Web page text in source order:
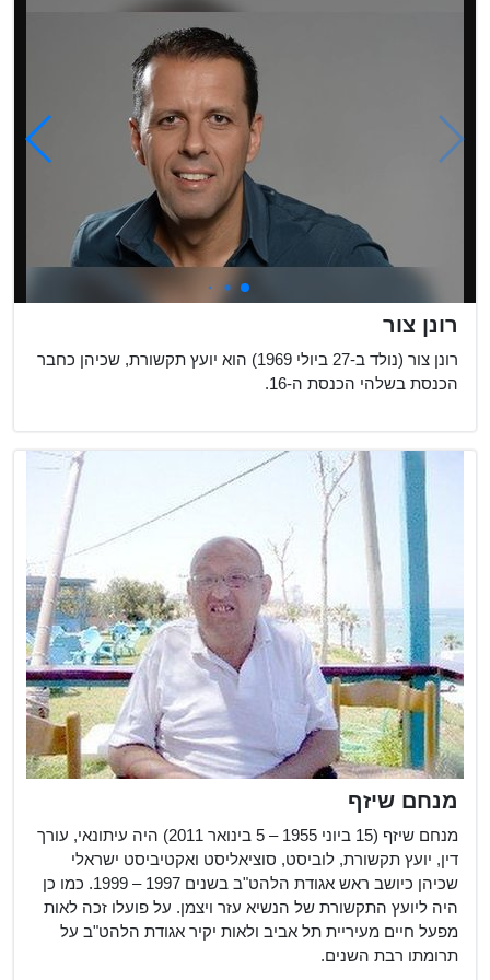
רונן צור
רונן צור (נולד ב-27 ביולי 1969) הוא יועץ תקשורת, שכיהן כחבר
הכנסת בשלהי הכנסת ה-16.
מנחם שיזף
מנחם שיזף (15 ביוני 1955 – 5 בינואר 2011) היה עיתונאי, עורך
דין, יועץ תקשורת, לוביסט, סוציאליסט ואקטיביסט ישראלי
שכיהן כיושב ראש אגודת הלהט"ב בשנים 1997 – 1999. כמו כן
היה ליועץ התקשורת של הנשיא עזר ויצמן. על פועלו זכה לאות
מפעל חיים מעיריית תל אביב ולאות יקיר אגודת הלהט"ב על
תרומתו רבת השנים.